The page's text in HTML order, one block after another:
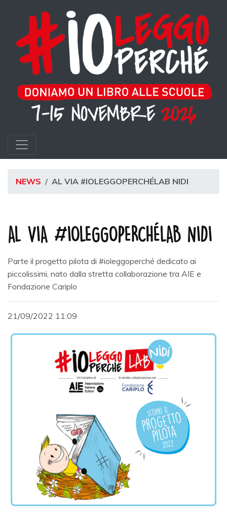
NEWS AL VIA #IOLEGGOPERCHÉLAB NIDI
AL VIA #IOLEGGOPERCHÉLAB NIDI
Parte il progetto pilota di #ioleggoperché dedicato ai
piccolissimi, nato dalla stretta collaborazione tra AIE e
Fondazione Cariplo
21/09/2022 11:09